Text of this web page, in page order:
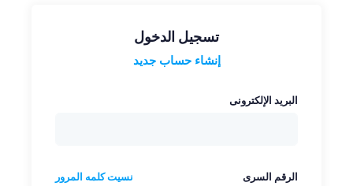
تسجيل الدخول
إنشاء حساب جديد
البريد الإلكترونى
الرقم السرى نسيت كلمه المرور